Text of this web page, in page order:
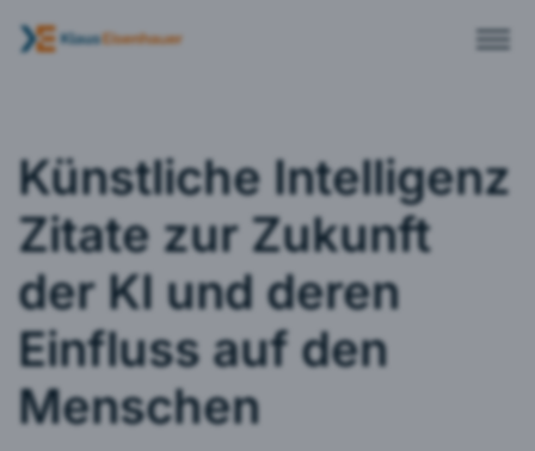
Künstliche Intelligenz
Zitate zur Zukunft
der KI und deren
Einfluss auf den
Menschen